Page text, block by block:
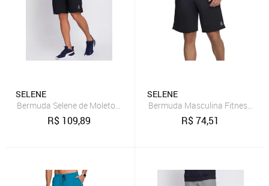
SELENE
Bermuda Selene de Moletom 25100.001
R$ 109,89
SELENE
Bermuda Masculina Fitness
R$74,51